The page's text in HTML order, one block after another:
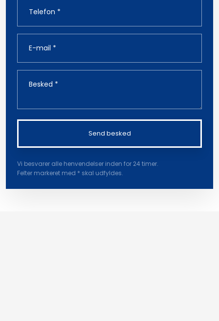
Vi besvarer alle henvendelser inden for 24 timer.
Felter markeret med * skal udfyldes.​